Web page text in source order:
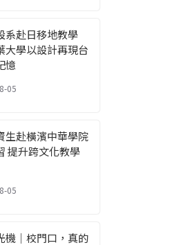
系赴日移地教學
大學以設計再現台
憶
05
生赴橫濱中華學院
提升跨文化教學
05
機｜校門口，真的